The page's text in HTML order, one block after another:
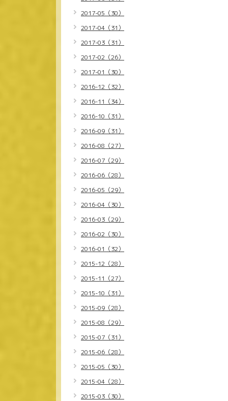
2017-05（30）
2017-04（31）
2017-03（31）
2017-02（26）
2017-01（30）
2016-12（32）
2016-11（34）
2016-10（31）
2016-09（31）
2016-08（27）
2016-07（29）
2016-06（28）
2016-05（29）
2016-04（30）
2016-03（29）
2016-02（30）
2016-01（32）
2015-12（28）
2015-11（27）
2015-10（31）
2015-09（28）
2015-08（29）
2015-07（31）
2015-06（28）
2015-05（30）
2015-04（28）
2015-03（30）